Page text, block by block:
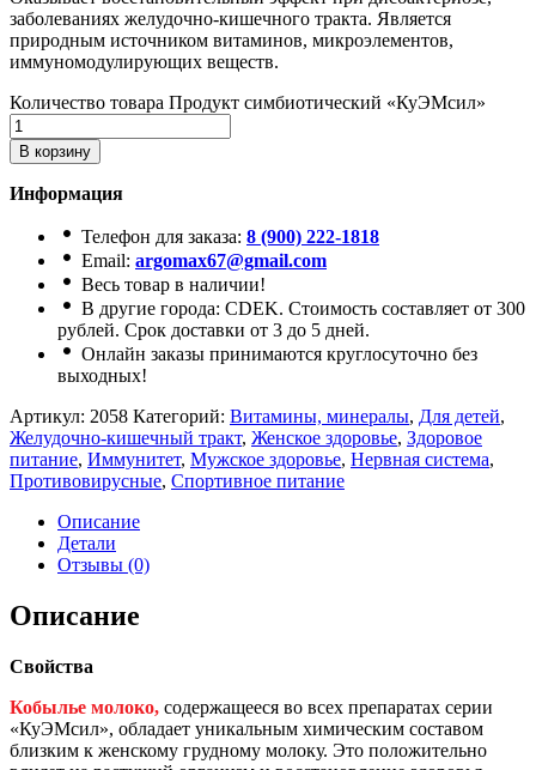
заболеваниях желудочно-кишечного тракта. Является
природным источником витаминов, микроэлементов,
иммуномодулирующих веществ.
Количество товара Продукт симбиотический «КуЭМсил»
В корзину
Информация
Телефон для заказа: 8 (900) 222-1818
Email: argomax67@gmail.com
Весь товар в наличии!
В другие города: CDEK. Стоимость составляет от 300
рублей. Срок доставки от 3 до 5 дней.
Онлайн заказы принимаются круглосуточно без
выходных!
Артикул: 2058 Категорий: Витамины, минералы, Для детей,
Желудочно-кишечный тракт, Женское здоровье, Здоровое
питание, Иммунитет, Мужское здоровье, Нервная система,
Противовирусные, Спортивное питание
Описание
Детали
Отзывы (0)
Описание
Свойства
Кобылье молоко, содержащееся во всех препаратах серии
«КуЭМсил», обладает уникальным химическим составом
близким к женскому грудному молоку. Это положительно